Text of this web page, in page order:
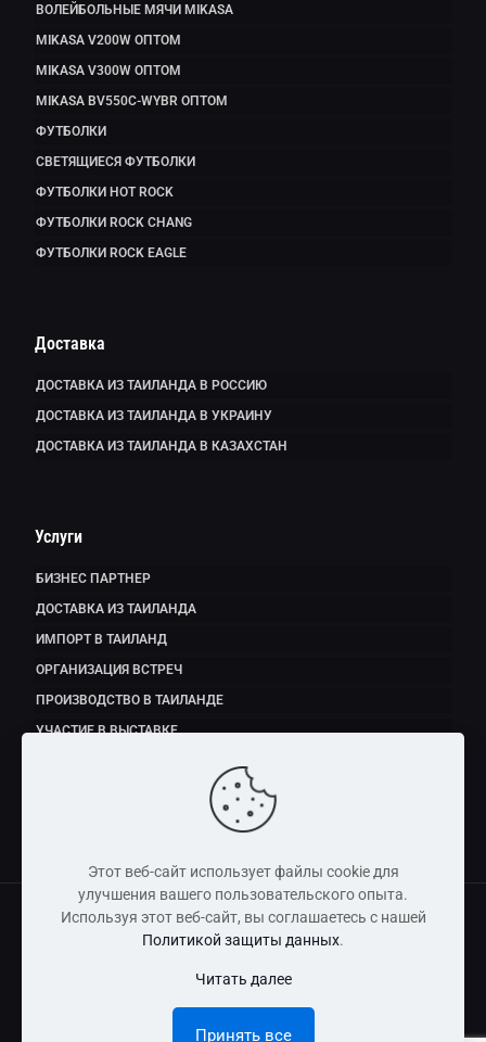
ВОЛЕЙБОЛЬНЫЕ МЯЧИ MIKASA
MIKASA V200W ОПТОМ
MIKASA V300W ОПТОМ
MIKASA BV550C-WYBR ОПТОМ
ФУТБОЛКИ
СВЕТЯЩИЕСЯ ФУТБОЛКИ
ФУТБОЛКИ HOT ROCK
ФУТБОЛКИ ROCK CHANG
ФУТБОЛКИ ROCK EAGLE
Доставка
ДОСТАВКА ИЗ ТАИЛАНДА В РОССИЮ
ДОСТАВКА ИЗ ТАИЛАНДА В УКРАИНУ
ДОСТАВКА ИЗ ТАИЛАНДА В КАЗАХСТАН
Услуги
БИЗНЕС ПАРТНЕР
ДОСТАВКА ИЗ ТАИЛАНДА
ИМПОРТ В ТАИЛАНД
ОРГАНИЗАЦИЯ ВСТРЕЧ
ПРОИЗВОДСТВО В ТАИЛАНДЕ
УЧАСТИЕ В ВЫСТАВКЕ
Copyright © 2011 - 2026 Dmitry Fedorov (Thailand) Co., Ltd
Этот веб-сайт использует файлы cookie для
улучшения вашего пользовательского опыта.
Используя этот веб-сайт, вы соглашаетесь с нашей
Политикой защиты данных.
Читать далее
Принять все